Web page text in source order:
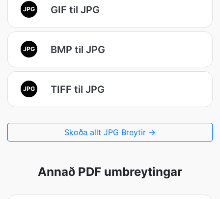
JPG GIF til JPG
JPG BMP til JPG
JPG TIFF til JPG
Skoða allt JPG Breytir →
Annað PDF umbreytingar